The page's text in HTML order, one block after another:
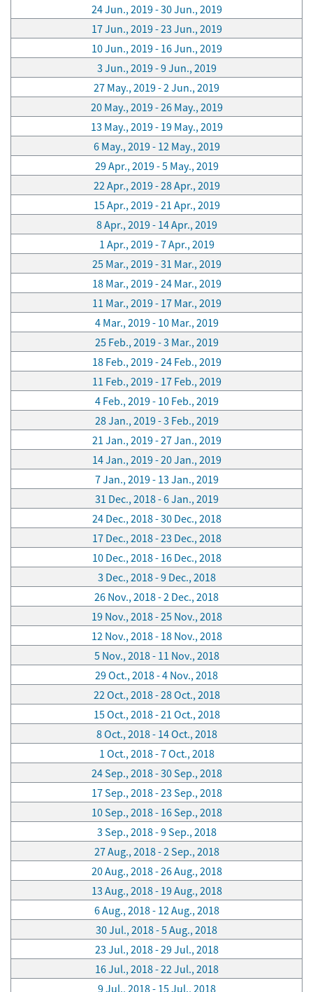
24 Jun., 2019 - 30 Jun., 2019
17 Jun., 2019 - 23 Jun., 2019
10 Jun., 2019 - 16 Jun., 2019
3 Jun., 2019 - 9 Jun., 2019
27 May., 2019 - 2 Jun., 2019
20 May., 2019 - 26 May., 2019
13 May., 2019 - 19 May., 2019
6 May., 2019 - 12 May., 2019
29 Apr., 2019 - 5 May., 2019
22 Apr., 2019 - 28 Apr., 2019
15 Apr., 2019 - 21 Apr., 2019
8 Apr., 2019 - 14 Apr., 2019
1 Apr., 2019 - 7 Apr., 2019
25 Mar., 2019 - 31 Mar., 2019
18 Mar., 2019 - 24 Mar., 2019
11 Mar., 2019 - 17 Mar., 2019
4 Mar., 2019 - 10 Mar., 2019
25 Feb., 2019 - 3 Mar., 2019
18 Feb., 2019 - 24 Feb., 2019
11 Feb., 2019 - 17 Feb., 2019
4 Feb., 2019 - 10 Feb., 2019
28 Jan., 2019 - 3 Feb., 2019
21 Jan., 2019 - 27 Jan., 2019
14 Jan., 2019 - 20 Jan., 2019
7 Jan., 2019 - 13 Jan., 2019
31 Dec., 2018 - 6 Jan., 2019
24 Dec., 2018 - 30 Dec., 2018
17 Dec., 2018 - 23 Dec., 2018
10 Dec., 2018 - 16 Dec., 2018
3 Dec., 2018 - 9 Dec., 2018
26 Nov., 2018 - 2 Dec., 2018
19 Nov., 2018 - 25 Nov., 2018
12 Nov., 2018 - 18 Nov., 2018
5 Nov., 2018 - 11 Nov., 2018
29 Oct., 2018 - 4 Nov., 2018
22 Oct., 2018 - 28 Oct., 2018
15 Oct., 2018 - 21 Oct., 2018
8 Oct., 2018 - 14 Oct., 2018
1 Oct., 2018 - 7 Oct., 2018
24 Sep., 2018 - 30 Sep., 2018
17 Sep., 2018 - 23 Sep., 2018
10 Sep., 2018 - 16 Sep., 2018
3 Sep., 2018 - 9 Sep., 2018
27 Aug., 2018 - 2 Sep., 2018
20 Aug., 2018 - 26 Aug., 2018
13 Aug., 2018 - 19 Aug., 2018
6 Aug., 2018 - 12 Aug., 2018
30 Jul., 2018 - 5 Aug., 2018
23 Jul., 2018 - 29 Jul., 2018
16 Jul., 2018 - 22 Jul., 2018
9 Jul., 2018 - 15 Jul., 2018